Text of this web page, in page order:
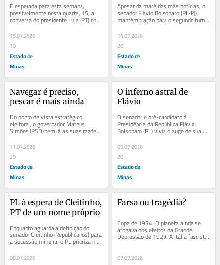
É esperada para esta semana,
possivelmente nesta quarta, 15, a
conversa do presidente Lula (PT) com
o deputado federal Patrus Ananias
(PT), que...
15.07.2026
10
Estado de
Minas
Apesar da maré das más notícias, o
senador Flávio Bolsonaro (PL-RJ)
mantém tração para o segundo turno,
conforme registra a mais recente
BTG...
14.07.2026
20
Estado de
Minas
Navegar é preciso,
pescar é mais ainda
Do ponto de vista estratégico
eleitoral, o governador Mateus
Simões (PSD) tem lá as suas razões
para desejar – e buscar articular –
uma...
11.07.2026
20
Estado de
Minas
O inferno astral de
Flávio
O senador e pré-candidato à
Presidência da República Flávio
Bolsonaro (PL) vivia o auge de sua
campanha, entusiasmando a Faria
Lima e fatias...
09.07.2026
20
Estado de
Minas
PL à espera de Cleitinho,
PT de um nome próprio
Enquanto aguarda a definição do
senador Cleitinho (Republicanos) para
a sucessão mineira, o PL prioriza no
estado a candidatura ao Senado do...
08.07.2026
Farsa ou tragédia?
Copa de 1934. O planeta ainda se
afogava nos efeitos da Grande
Depressão de 1929. A Itália fascista
de Benito Mussolini tinha o propósito
07.07.2026